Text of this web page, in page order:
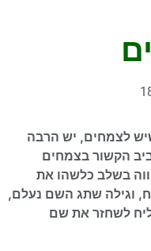
לצמחים, יש הרבה
הקשור בצמחים
בשלב כלשהו את
וגילה שתג השם נעלם,
לשחזר את שם